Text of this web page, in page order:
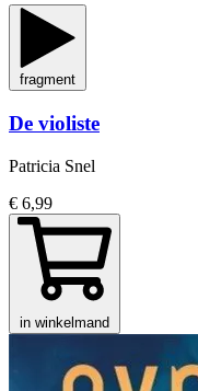
fragment
De violiste
Patricia Snel
€ 6,99
in winkelmand